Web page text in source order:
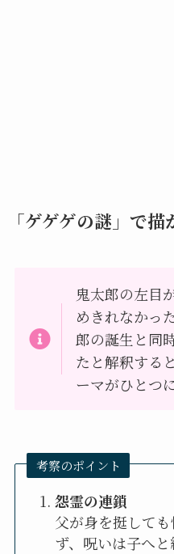
「ゲゲゲの謎」で
鬼太郎の左目
めきれなかっ
郎の誕生と同
たと解釈する
ーマがひとつ
考察のポイント
怨霊の連鎖
父が身を挺して
ず、呪いは子へと